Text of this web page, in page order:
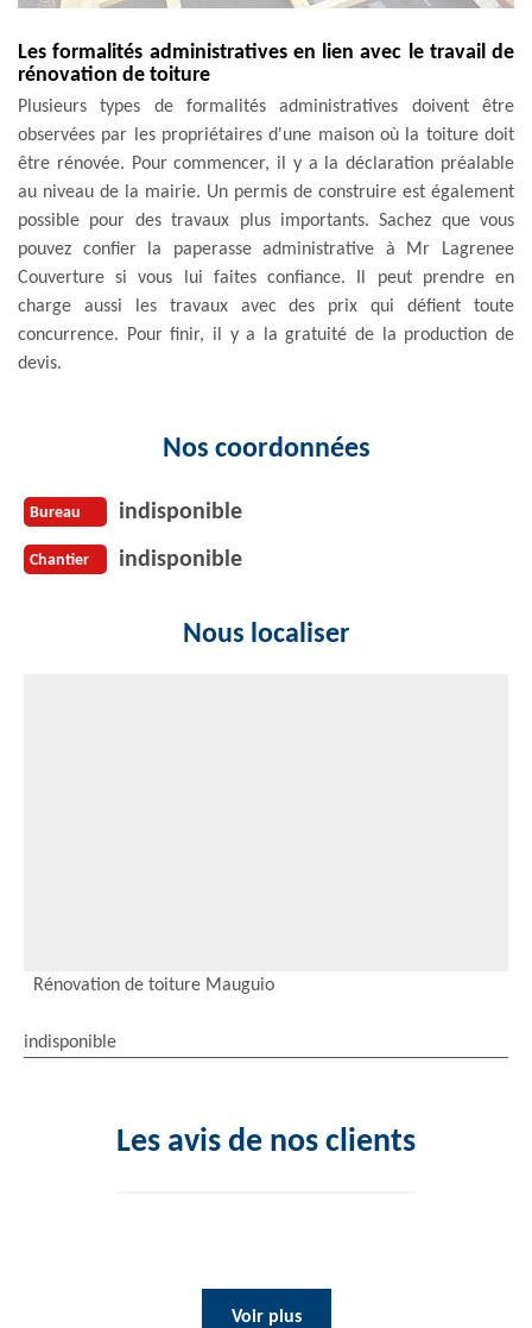
Les formalités administratives en lien avec le travail de
rénovation de toiture
Plusieurs types de formalités administratives doivent être
observées par les propriétaires d'une maison où la toiture doit
être rénovée. Pour commencer, il y a la déclaration préalable
au niveau de la mairie. Un permis de construire est également
possible pour des travaux plus importants. Sachez que vous
pouvez confier la paperasse administrative à Mr Lagrenee
Couverture si vous lui faites confiance. Il peut prendre en
charge aussi les travaux avec des prix qui défient toute
concurrence. Pour finir, il y a la gratuité de la production de
devis.
Nos coordonnées
Bureau indisponible
Chantier indisponible
Nous localiser
Rénovation de toiture Mauguio
indisponible
Les avis de nos clients
Voir plus